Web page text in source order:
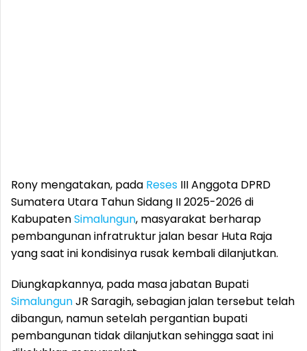
Rony mengatakan, pada Reses III Anggota DPRD
Sumatera Utara Tahun Sidang II 2025-2026 di
KabupatenSimalungun, masyarakat berharap
pembangunan infratruktur jalan besar Huta Raja
yang saat ini kondisinya rusak kembali dilanjutkan.
Diungkapkannya, pada masa jabatan Bupati
SimalungunJR Saragih, sebagian jalan tersebut telah
dibangun, namun setelah pergantian bupati
pembangunan tidak dilanjutkan sehingga saat ini